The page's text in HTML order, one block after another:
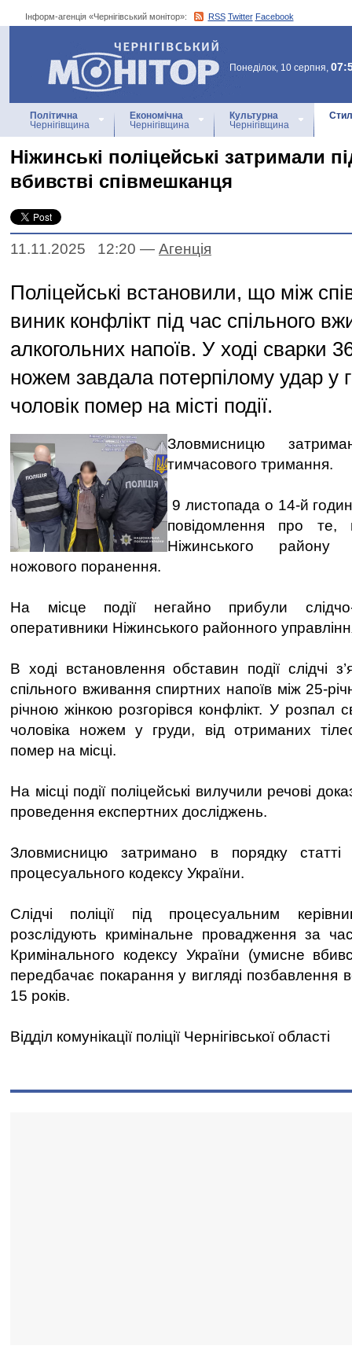
Інформ-агенція «Чернігівський монітор»: RSS Twitter Facebook
Інформ-агенція
«Чернігівський монітор»
Понеділок, 10 серпня,
Політична
Чернігівщина
Економічна
Чернігівщина
Культурна
Чернігівщина
Ніжинські поліцейські затримали
вбивстві співмешканця
11.11.2025 12:20 — Агенцiя
Поліцейські встановили, що між
виник конфлікт під час спільного
алкогольних напоїв. У ході сварки
ножем завдала потерпілому удар у
чоловік помер на місті події.
Зловмисницю
тимчасового тримання.
9 листопада о 14-й
повідомлення про
Ніжинського району
ножового поранення.
На місце події негайно прибули слідчо-
оперативники Ніжинського районного
В ході встановлення обставин події слідчі
спільного вживання спиртних напоїв між 25-
річною жінкою розгорівся конфлікт. У розпал
чоловіка ножем у груди, від отриманих
помер на місці.
На місці події поліцейські вилучили речові
проведення експертних досліджень.
Зловмисницю затримано в порядку статті
процесуального кодексу України.
Слідчі поліції під процесуальним
розслідують кримінальне провадження за
Кримінального кодексу України (умисне
передбачає покарання у вигляді позбавлення
15 років.
Відділ комунікації поліції Чернігівської області